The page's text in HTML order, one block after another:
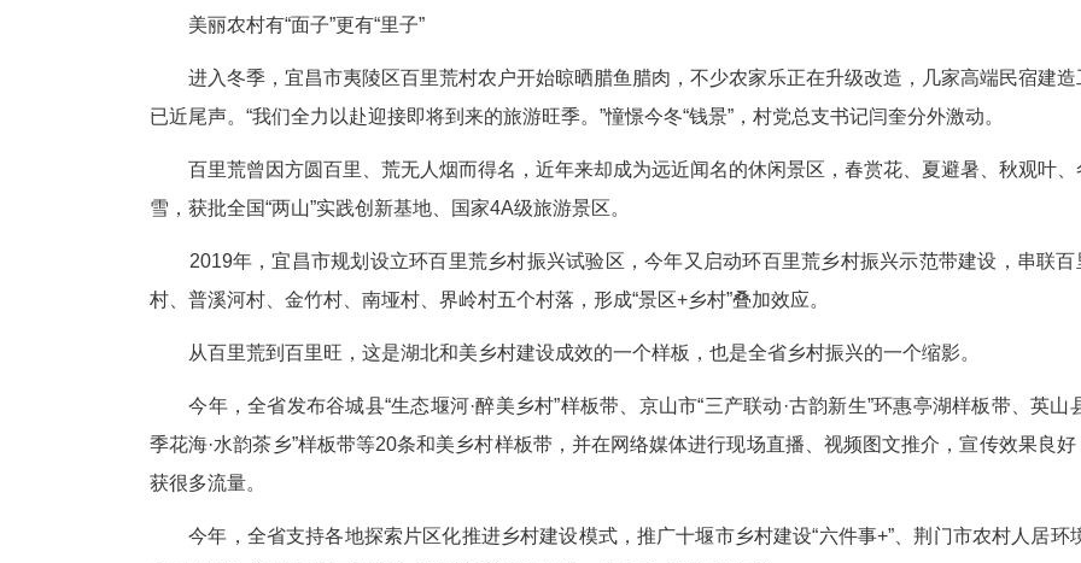
饪的各式美食。
自湖北提出打造“江汉大米”品牌以来，主管部门、科研单位、生产企业、种植合
造大米品牌，从生产端到销售端，推动“江汉大米”从区域品牌向全国品牌迈进。
省粮食局党组书记、局长易俊东介绍，从田间到餐桌，江汉大米全链条生产实行
两年来，湖北重点在长三角、粤港澳等核心消费区域开展系列品牌推介活动，
圈、进单位，全面提升购买便利性与市场渗透率。
同时，我省大米企业推出方便米食、功能性米制品等多元产品，满足细分市场需
事体验、美食制作为一体的主题基地，推动品牌价值从餐桌延伸至文旅与休闲领域，
学“千万工程”，建和美乡村